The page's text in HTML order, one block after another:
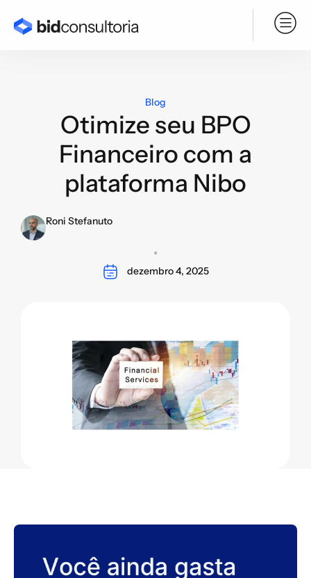
Blog
Otimize seu BPO
Financeiro com a
plataforma Nibo
Roni Stefanuto
dezembro 4, 2025